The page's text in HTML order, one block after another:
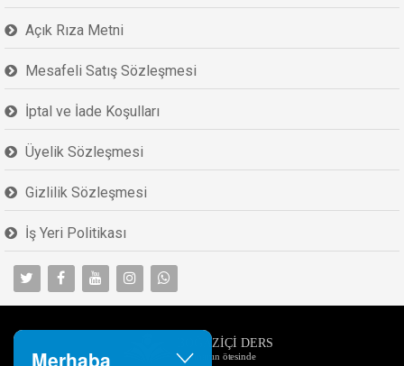
Açık Rıza Metni
Mesafeli Satış Sözleşmesi
İptal ve İade Koşulları
Üyelik Sözleşmesi
Gizlilik Sözleşmesi
İş Yeri Politikası
Merhaba